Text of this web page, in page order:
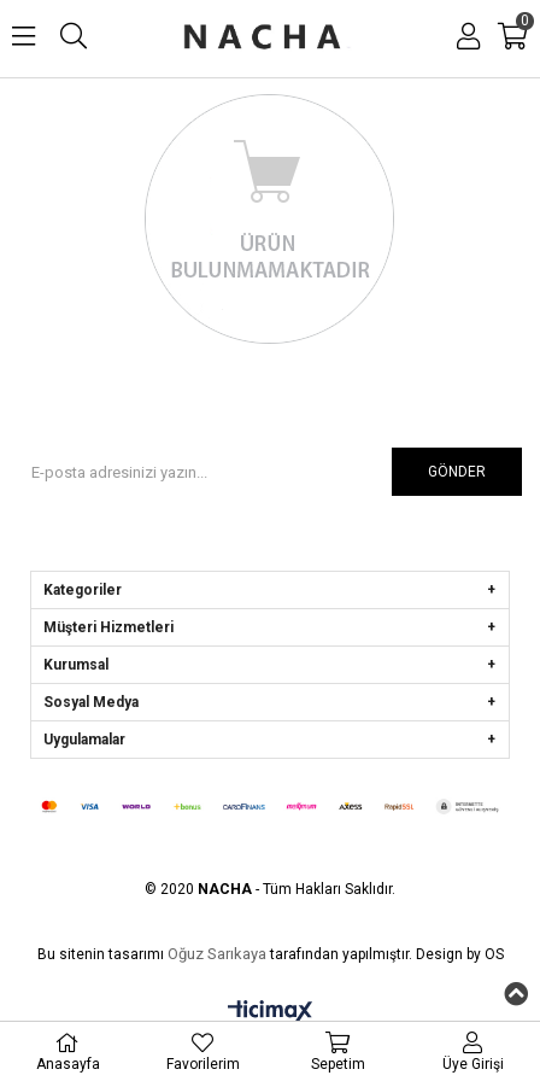
0
GÖNDER
Kategoriler
Müşteri Hizmetleri
Kurumsal
Sosyal Medya
Uygulamalar
© 2020 NACHA - Tüm Hakları Saklıdır.
Bu sitenin tasarımı Oğuz Sarıkaya tarafından yapılmıştır. Design by OS
Anasayfa Favorilerim Sepetim Üye Girişi